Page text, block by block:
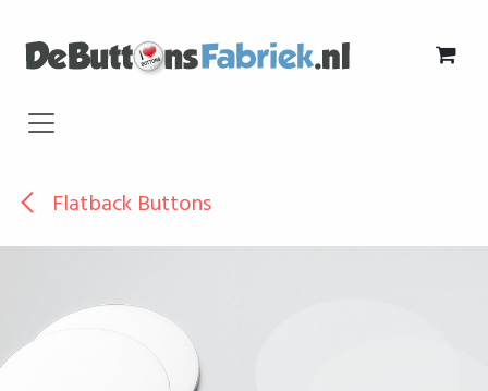
Flatback Buttons